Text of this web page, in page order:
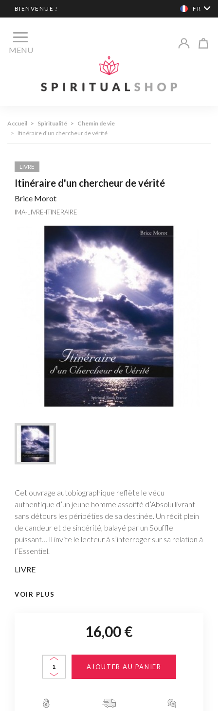
BIENVENUE ! FR
MENU
Accueil > Spiritualité > Chemin de vie
> Itinéraire d'un chercheur de vérité
LIVRE
Itinéraire d'un chercheur de vérité
Brice Morot
IMA-LIVRE-ITINERAIRE
Cet ouvrage autobiographique reflète le vécu
authentique d’un jeune homme assoiffé d’Absolu livrant
sans détours les péripéties de sa destinée. Un récit plein
de candeur et de sincérité, balayé par un Souffle
puissant… Il invite le lecteur à s’interroger sur sa relation à
l’Essentiel.
LIVRE
VOIR PLUS
16,00 €
AJOUTER AU PANIER